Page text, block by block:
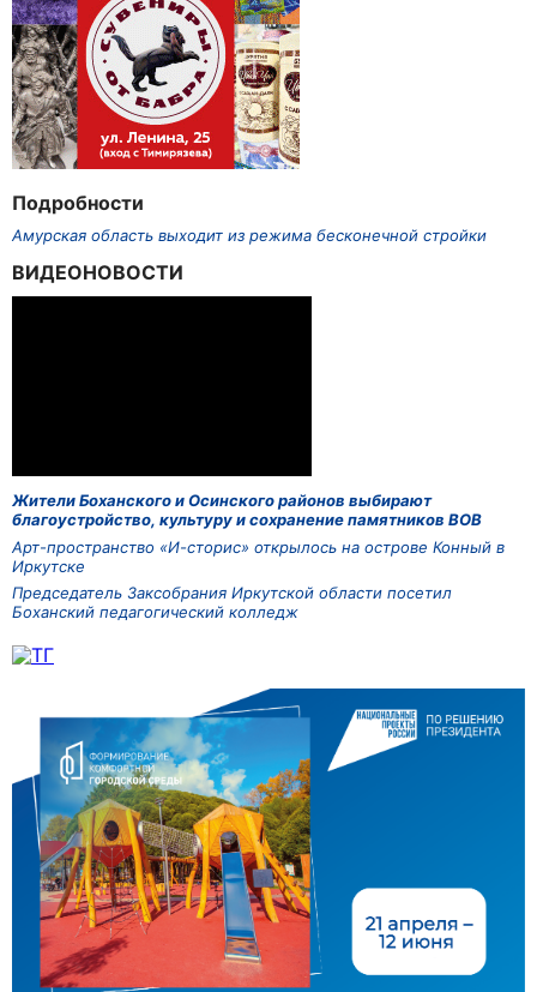
Подробности
Амурская область выходит из режима бесконечной стройки
ВИДЕОНОВОСТИ
Жители Боханского и Осинского районов выбирают
благоустройство, культуру и сохранение памятников ВОВ
Арт-пространство «И-сторис» открылось на острове Конный в
Иркутске
Председатель Заксобрания Иркутской области посетил
Боханский педагогический колледж